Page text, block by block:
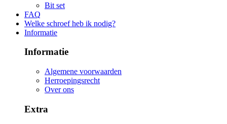
Bit set
FAQ
Welke schroef heb ik nodig?
Informatie
Informatie
Algemene voorwaarden
Herroepingsrecht
Over ons
Extra